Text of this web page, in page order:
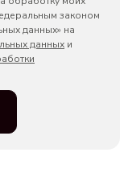
законом
данных» на
данных и